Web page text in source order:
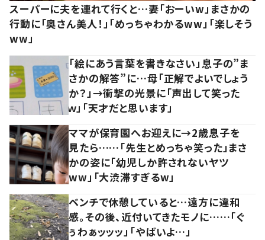
スーパーに夫を連れて行くと…妻「おーいw」まさかの
行動に「奥さん美人！」「めっちゃわかるww」「楽しそう
ww」
「絵にあう言葉を書きなさい」息子の”ま
さかの解答”に…母「正解でよいでしょう
か？」→衝撃の光景に「声出して笑った
ｗ」「天才だと思います」
ママが保育園へお迎えに→2歳息子を
見たら……「先生とめっちゃ笑った」まさ
かの姿に「幼児しか許されないヤツ
ww」「大渋滞すぎるw」
ベンチで休憩していると…遠方に違和
感。その後、近付いてきたモノに……「ぐ
ぅわぁッッッ」「やばいよ…」